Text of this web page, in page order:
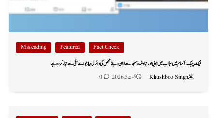
Fact Check
Featured
Misleading
فیکٹ چیک: آسام میں سیلاب میں ڈوبی اور تباہ شدہ مسجد سے اذان دیتے شخص کی وائرل ویڈیو اے آئی سے تیار کردہ ہے
Khushboo Singh
اگست 5, 2026 0